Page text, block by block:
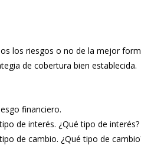
los riesgos o no de la mejor
de cobertura bien establecida.
financiero.
de interés. ¿Qué tipo de interés?
de cambio. ¿Qué tipo de